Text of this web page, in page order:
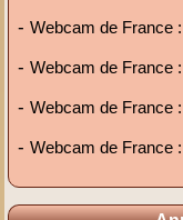
-Webcam de France
-Webcam de France
-Webcam de France
-Webcam de France